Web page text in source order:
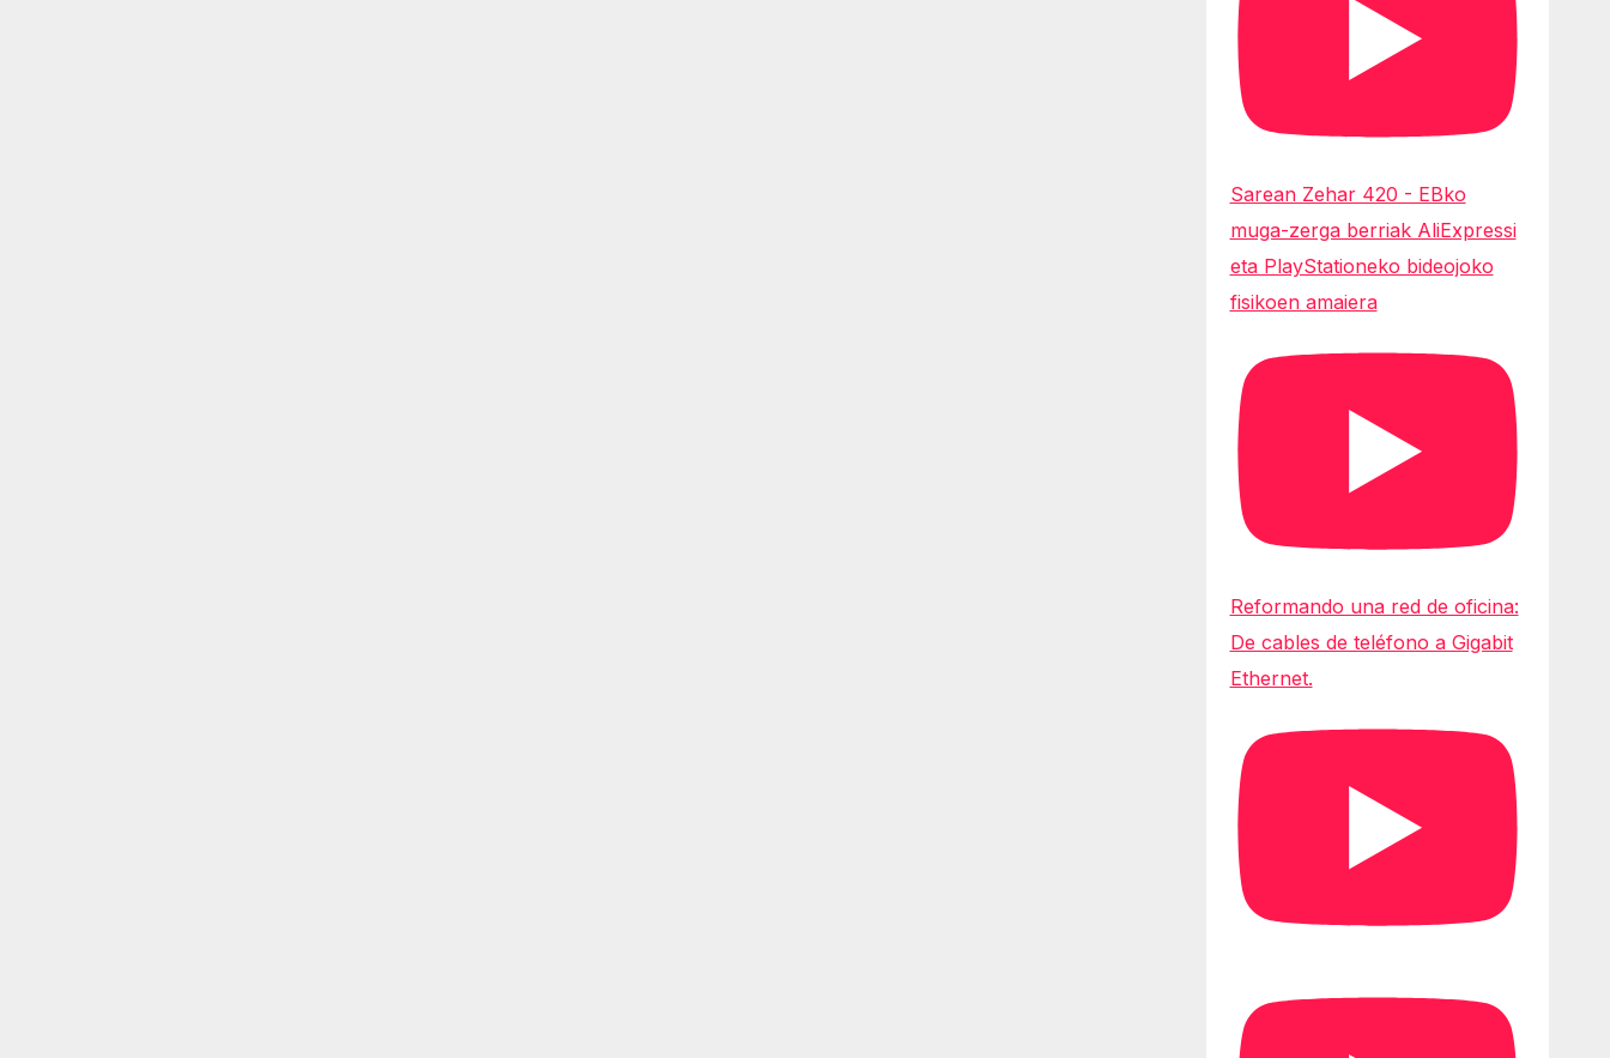
Sarean Zehar 420 - EBko
muga-zerga berriak AliExpressi
eta PlayStationeko bideojoko
fisikoen amaiera
Reformando una red de oficina:
De cables de teléfono a Gigabit
Ethernet.